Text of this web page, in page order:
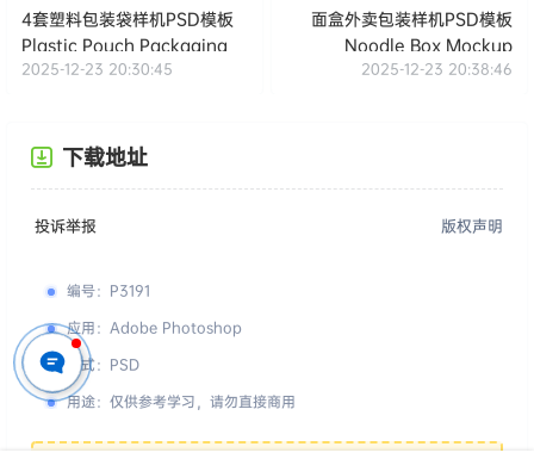
4套塑料包装袋样机PSD模板
Plastic Pouch Packaging
2025-12-23 20:30:45
面盒外卖包装样机PSD模板
Noodle Box Mockup
2025-12-23 20:38:46
下载地址
投诉举报 版权声明
编号： P3191
应用： Adobe Photoshop
格式： PSD
用途： 仅供参考学习，请勿直接商用